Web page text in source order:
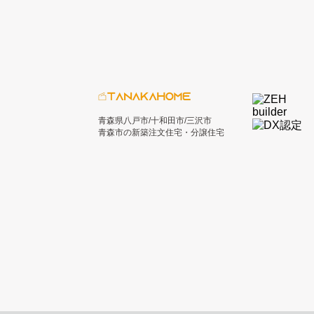
青森県八戸市/十和田市/三沢市
青森市の新築注文住宅・分譲住宅